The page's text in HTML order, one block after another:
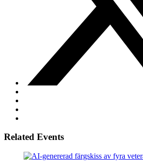
Related Events